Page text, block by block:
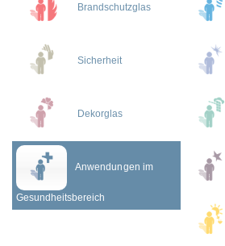
Brandschutzglas
Sicherheit
Dekorglas
Anwendungen im
Gesundheitsbereich